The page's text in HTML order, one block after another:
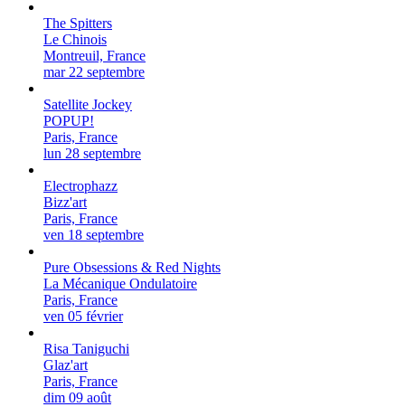
The Spitters
Le Chinois
Montreuil, France
mar 22 septembre
Satellite Jockey
POPUP!
Paris, France
lun 28 septembre
Electrophazz
Bizz'art
Paris, France
ven 18 septembre
Pure Obsessions & Red Nights
La Mécanique Ondulatoire
Paris, France
ven 05 février
Risa Taniguchi
Glaz'art
Paris, France
dim 09 août